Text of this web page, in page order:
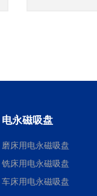
电永磁吸盘
磨床用电永磁吸盘
铣床用电永磁吸盘
车床用电永磁吸盘